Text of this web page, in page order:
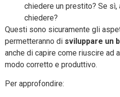
chiedere un prestito? Se sì,
chiedere?
Questi sono sicuramente gli
permetteranno di sviluppare un
anche di capire come riuscire ad
modo corretto e produttivo.
Per approfondire: